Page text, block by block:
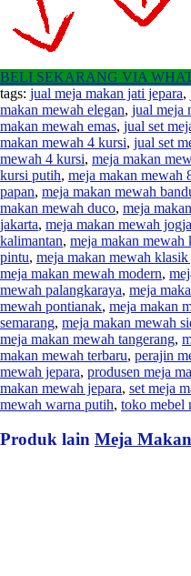
BELI SEKARANG VIA
tags: jual meja makan jati jepara,
makan mewah elegan, jual meja
makan mewah emas, jual set
makan mewah 4 kursi, jual set
mewah 4 kursi, meja makan
kursi putih, meja makan mewah
papan, meja makan mewah
makan mewah duco, meja
jakarta, meja makan mewah
kalimantan, meja makan mewah
pintu, meja makan mewah klasik
meja makan mewah modern,
mewah palangkaraya, meja
mewah pontianak, meja makan
semarang, meja makan mewah
meja makan mewah tangerang,
makan mewah terbaru, perajin
mewah jepara, produsen meja
makan mewah jepara, set meja
mewah warna putih, toko mebel
Produk lain Meja